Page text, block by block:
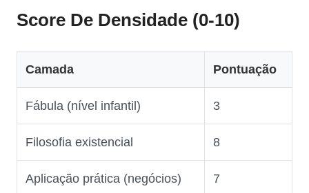
Score De Densidade (0‑10)
Camada Pontuação
Fábula (nível infantil) 3
Filosofia existencial 8
Aplicação prática (negócios) 7